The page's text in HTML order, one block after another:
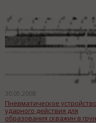
30.05.2008
Пневматическое устройство
ударного действия для
образования скважин в